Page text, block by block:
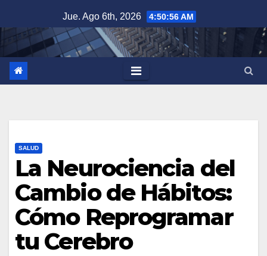
al
contenido
Jue. Ago 6th, 2026 4:50:57 AM
SALUD
La Neurociencia del
Cambio de Hábitos:
Cómo Reprogramar
tu Cerebro